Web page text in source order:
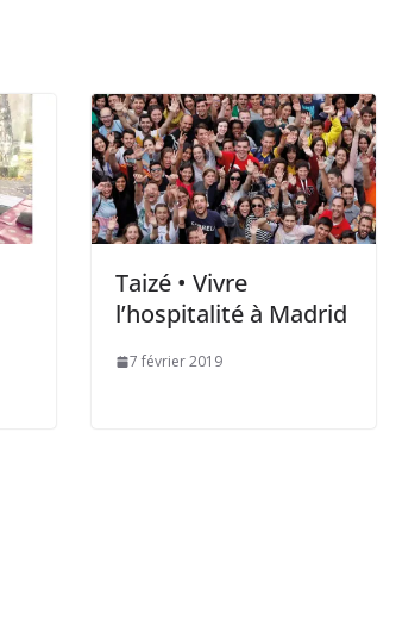
Taizé • Vivre
l’hospitalité à Madrid
7 février 2019